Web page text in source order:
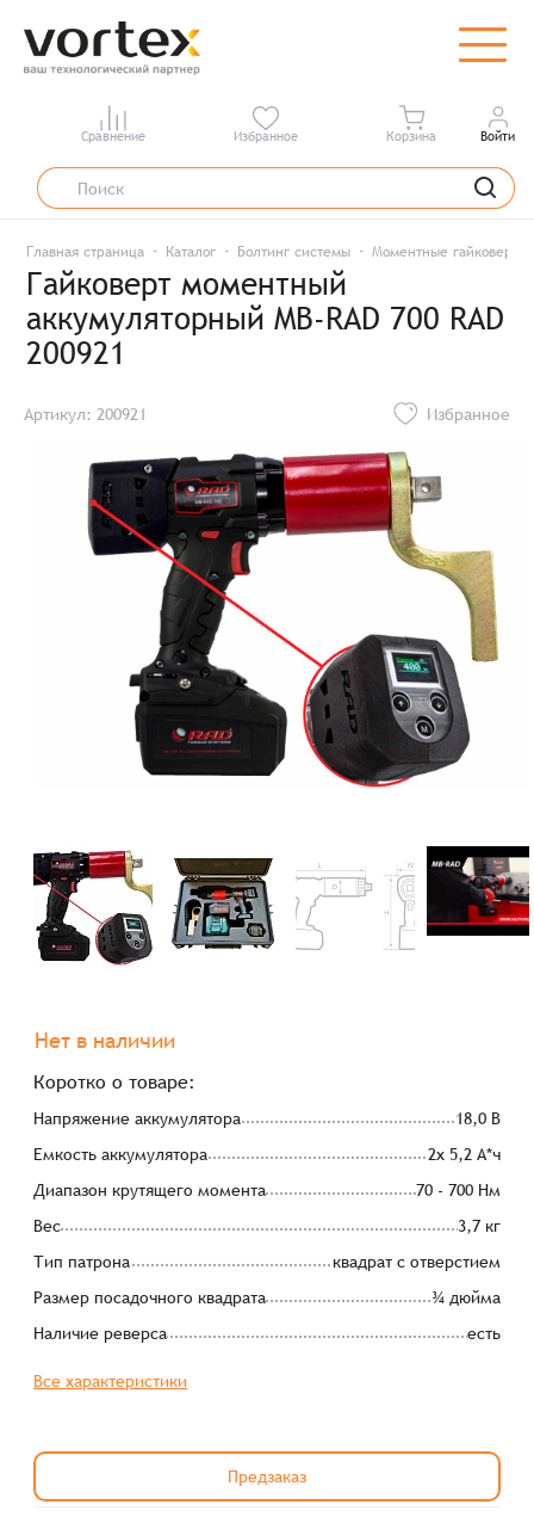
Сравнение Избранное Корзина Войти
Главная страница Каталог Болтинг системы Моментные гайковерты
Гайковерт моментный
аккумуляторный MB-RAD 700 RAD
200921
Артикул: 200921 Избранное
Нет в наличии
Коротко о товаре:
Напряжение аккумулятора
18,0 В
Емкость аккумулятора
2x 5,2 А*ч
Диапазон крутящего момента
70 - 700 Нм
Вес
3,7 кг
Тип патрона
квадрат с отверстием
Размер посадочного квадрата
¾ дюйма
Наличие реверса
есть
Все характеристики
Предзаказ